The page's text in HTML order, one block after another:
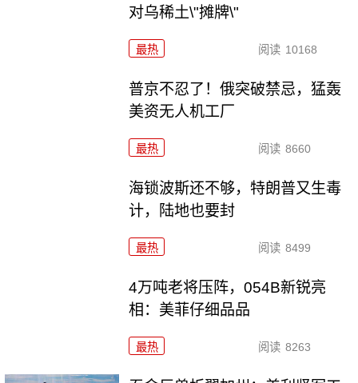
对乌稀土\"摊牌\"
最热 阅读 10168
普京不忍了！俄突破禁忌，猛轰
美资无人机工厂
最热 阅读 8660
海锁波斯还不够，特朗普又生毒
计，陆地也要封
最热 阅读 8499
4万吨老将压阵，054B新锐亮
相：美菲仔细品品
最热 阅读 8263